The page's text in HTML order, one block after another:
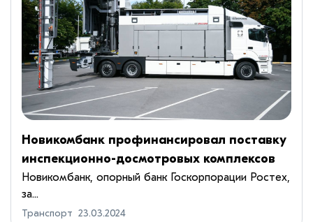
Новикомбанк профинансировал поставку
инспекционно-досмотровых комплексов
Новикомбанк, опорный банк Госкорпорации Ростех,
за...
Транспорт 23.03.2024